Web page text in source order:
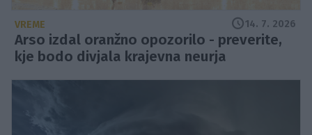
VREME 14. 7. 2026
Arso izdal oranžno opozorilo - preverite,
kje bodo divjala krajevna neurja